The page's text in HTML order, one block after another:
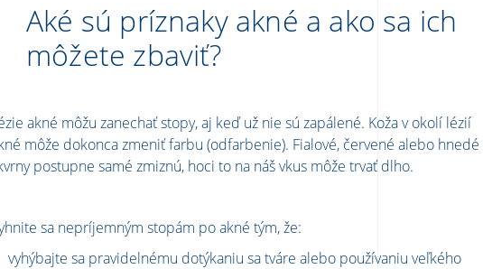
Aké sú príznaky akné a ako sa ich
môžete zbaviť?
akné môžu zanechať stopy, aj keď už nie sú zapálené. Koža v okolí lézií
môže dokonca zmeniť farbu (odfarbenie). Fialové, červené alebo hnedé
postupne samé zmiznú, hoci to na náš vkus môže trvať dlho.
sa nepríjemným stopám po akné tým, že:
vyhýbajte sa pravidelnému dotýkaniu sa tváre alebo používaniu veľkého